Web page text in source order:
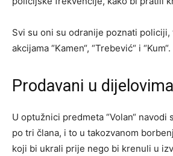
Svi su oni su odranije poznati
akcijama “Kamen“, “Trebević“ i “Kum“.
Prodavani u dijelovima
U optužnici predmeta “Volan“ navodi
po tri člana, i to u takozvanom
koji bi ukrali prije nego bi krenuli u